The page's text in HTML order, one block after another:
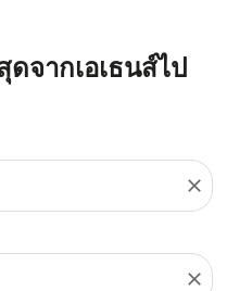
จากเอเธนส์ไป
close
close
(ต้นทางและ/หรือปลายทาง) หรื